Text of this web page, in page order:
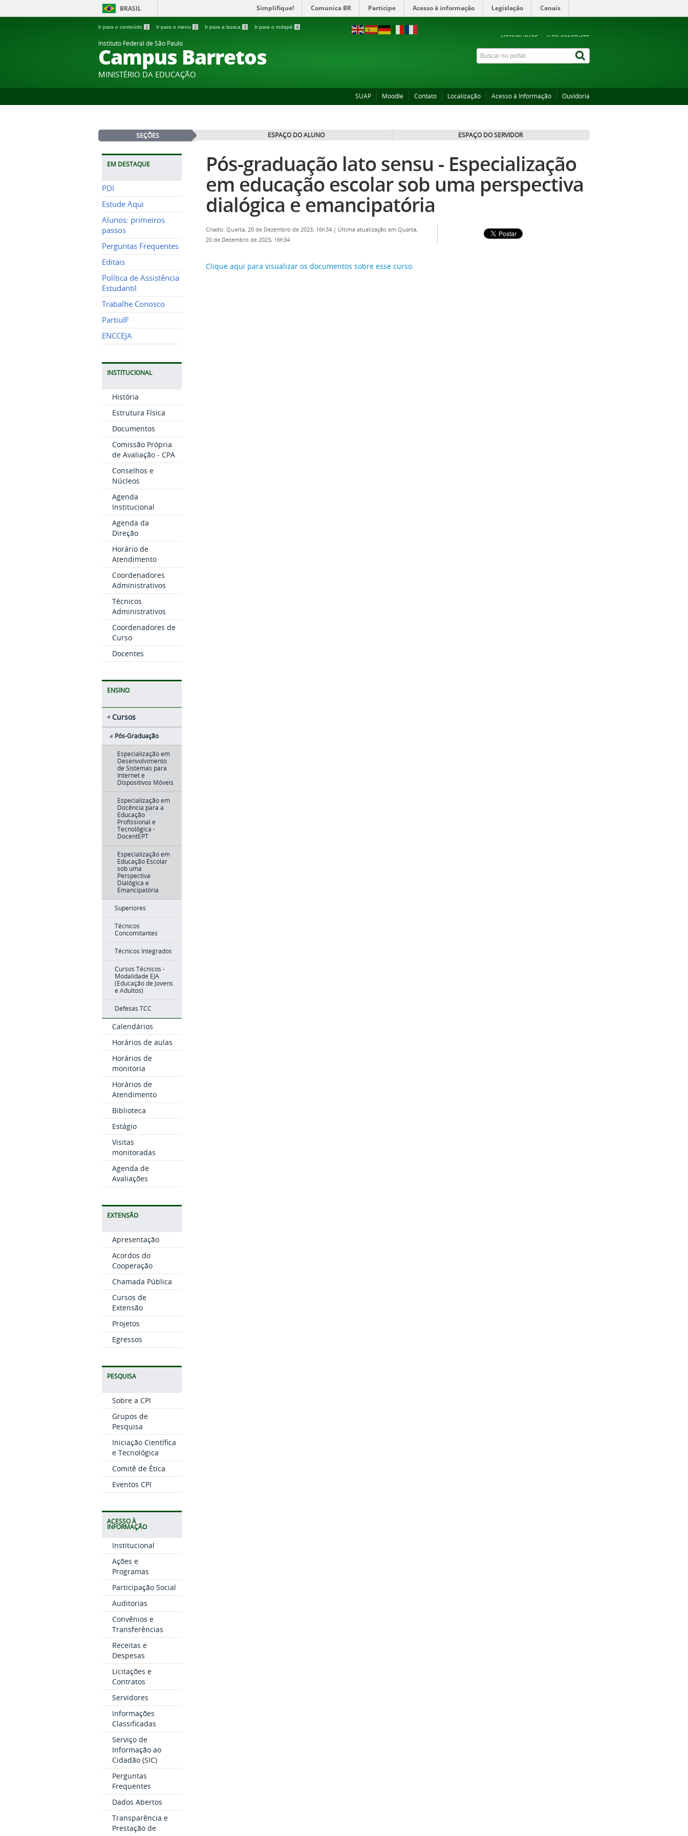
BRASIL Simplifique! Comunica BR Participe Acesso à informação Legislação Canais
Ir para o conteúdo 1 Ir para o menu 2 Ir para a busca 3 Ir para o rodapé 4
ACESSIBILIDADE ALTO CONTRASTE
Instituto Federal de São Paulo
Campus Barretos
MINISTÉRIO DA EDUCAÇÃO
SUAP Moodle Contato Localização Acesso à Informação Ouvidoria
SEÇÕES ESPAÇO DO ALUNO ESPAÇO DO SERVIDOR
EM DESTAQUE
PDI
Estude Aqui
Alunos: primeiros
passos
Perguntas Frequentes
Editais
Política de Assistência
Estudantil
Trabalhe Conosco
PartiuIF
ENCCEJA
INSTITUCIONAL
História
Estrutura Física
Documentos
Comissão Própria
de Avaliação - CPA
Conselhos e
Núcleos
Agenda
Institucional
Agenda da
Direção
Horário de
Atendimento
Coordenadores
Administrativos
Técnicos
Administrativos
Coordenadores de
Curso
Docentes
ENSINO
Cursos
Pós-Graduação
Especialização em
Desenvolvimento
de Sistemas para
Internet e
Dispositivos Móveis
Especialização em
Docência para a
Educação
Profissional e
Tecnológica -
DocentEPT
Especialização em
Educação Escolar
sob uma
Perspectiva
Dialógica e
Emancipatória
Superiores
Técnicos
Concomitantes
Técnicos Integrados
Cursos Técnicos -
Modalidade EJA
(Educação de Jovens
e Adultos)
Defesas TCC
Calendários
Horários de aulas
Horários de
monitoria
Horários de
Atendimento
Biblioteca
Estágio
Visitas
monitoradas
Agenda de
Avaliações
EXTENSÃO
Apresentação
Acordos do
Cooperação
Chamada Pública
Cursos de
Extensão
Projetos
Egressos
PESQUISA
Sobre a CPI
Grupos de
Pesquisa
Iniciação Científica
e Tecnológica
Comitê de Ética
Eventos CPI
ACESSO À
INFORMAÇÃO
Institucional
Ações e
Programas
Participação Social
Auditorias
Convênios e
Transferências
Receitas e
Despesas
Licitações e
Contratos
Servidores
Informações
Classificadas
Serviço de
Informação ao
Cidadão (SIC)
Perguntas
Frequentes
Dados Abertos
Transparência e
Prestação de
Pós-graduação lato sensu - Especialização
em educação escolar sob uma perspectiva
dialógica e emancipatória
Criado: Quarta, 20 de Dezembro de 2023, 16h34 | Última atualização em Quarta,
20 de Dezembro de 2023, 16h34
Clique aqui para visualizar os documentos sobre esse curso.